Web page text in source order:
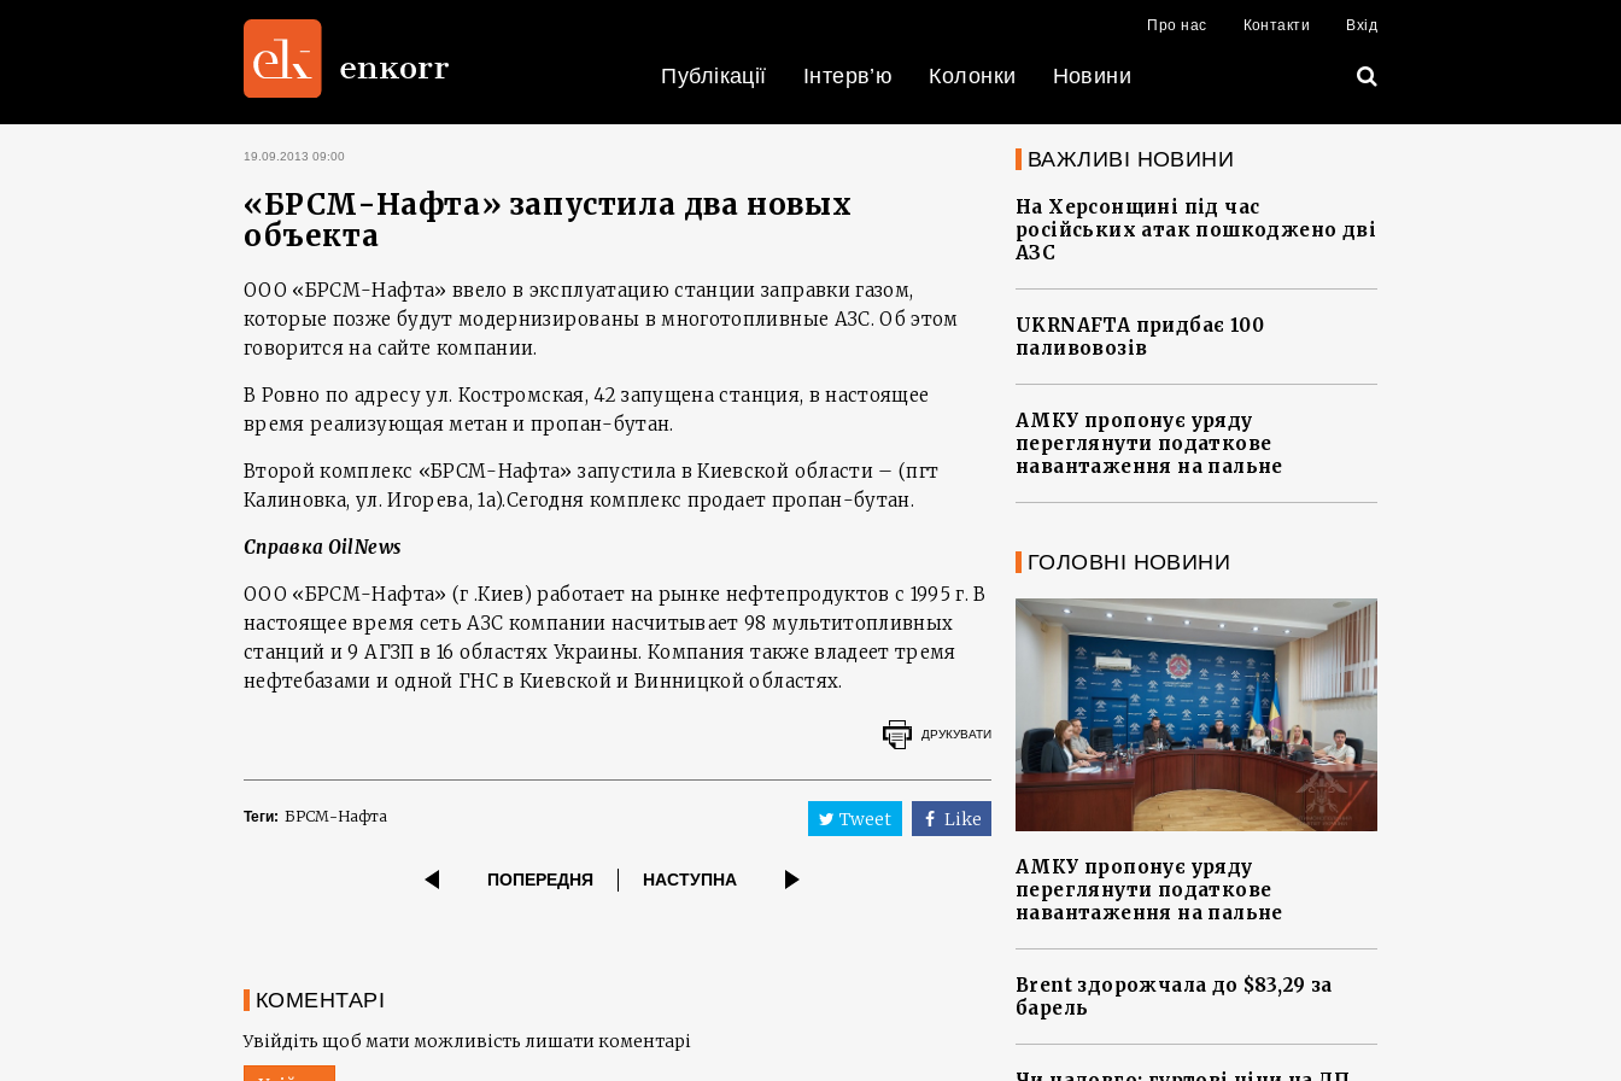
Про нас Контакти Вхід
Публікації Інтерв’ю Колонки Новини
19.09.2013 09:00
«БРСМ-Нафта» запустила два новых
объекта
ООО «БРСМ-Нафта» ввело в эксплуатацию станции заправки газом,
которые позже будут модернизированы в многотопливные АЗС. Об этом
говорится на сайте компании.
В Ровно по адресу ул. Костромская, 42 запущена станция, в настоящее
время реализующая метан и пропан-бутан.
Второй комплекс «БРСМ-Нафта» запустила в Киевской области – (пгт
Калиновка, ул. Игорева, 1а).Сегодня комплекс продает пропан-бутан.
Справка OilNews
ООО «БРСМ-Нафта» (г .Киев) работает на рынке нефтепродуктов с 1995 г. В
настоящее время сеть АЗС компании насчитывает 98 мультитопливных
станций и 9 АГЗП в 16 областях Украины. Компания также владеет тремя
нефтебазами и одной ГНС в Киевской и Винницкой областях.
ДРУКУВАТИ
Теги: БРСМ-Нафта Tweet Like
ПОПЕРЕДНЯ НАСТУПНА
КОМЕНТАРІ
Увійдіть щоб мати можливість лишати коментарі
ВАЖЛИВІ НОВИНИ
На Херсонщині під час
російських атак пошкоджено дві
АЗС
UKRNAFTA придбає 100
паливовозів
АМКУ пропонує уряду
переглянути податкове
навантаження на пальне
ГОЛОВНІ НОВИНИ
АМКУ пропонує уряду
переглянути податкове
навантаження на пальне
Brent здорожчала до $83,29 за
барель